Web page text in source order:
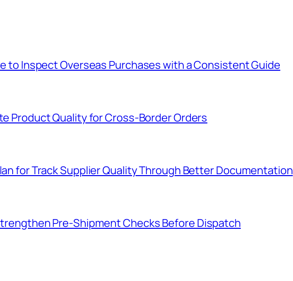
to Inspect Overseas Purchases with a Consistent Guide
Product Quality for Cross-Border Orders
for Track Supplier Quality Through Better Documentation
Pre-Shipment Checks Before Dispatch